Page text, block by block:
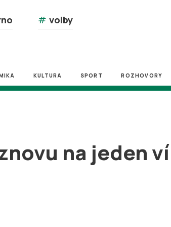
# volby
KULTURA SPORT ROZHOVORY
na jeden